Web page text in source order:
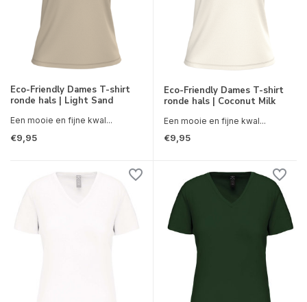
Eco-Friendly Dames T-shirt
ronde hals | Light Sand
Een mooie en fijne kwal...
€9,95
Eco-Friendly Dames T-shirt
ronde hals | Coconut Milk
Een mooie en fijne kwal...
€9,95